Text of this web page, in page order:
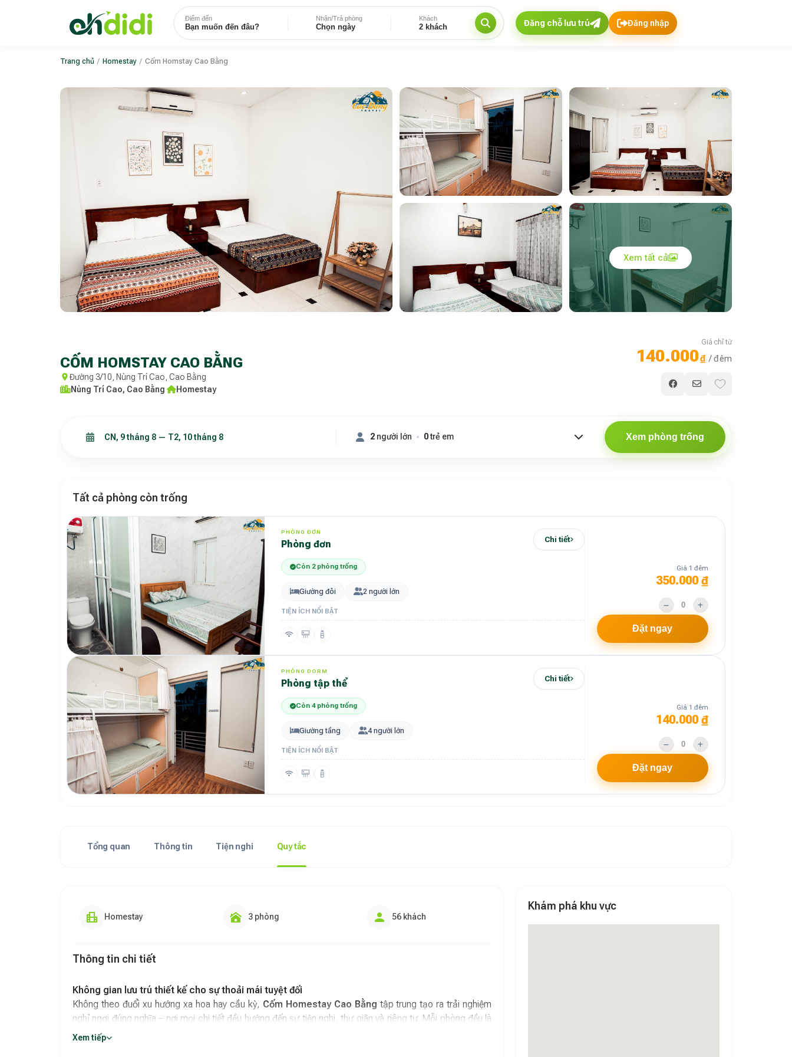
Điểm đến
Bạn muốn đến đâu?
Nhận/Trả phòng
Chọn ngày
Khách
2 khách Đăng chỗ lưu trú Đăng nhập
Trang chủ / Homestay / Cốm Homstay Cao Bằng
Xem tất cả
CỐM HOMSTAY CAO BẰNG
Đường 3/10, Nùng Trí Cao, Cao Bằng
Nùng Trí Cao, Cao Bằng· Homestay
Giá chỉ từ
140.000₫ / đêm
2 người lớn 0trẻ em Xem phòng trống
Tất cả phòng còn trống
PHÒNG ĐƠN
Phòng đơn Chi tiết
Còn 2 phòng trống
Giường đôi 2 người lớn
TIỆN ÍCH NỔI BẬT
Giá 1 đêm
350.000 ₫
Đặt ngay
PHÒNG DORM
Phòng tập thể Chi tiết
Còn 4 phòng trống
Giường tầng 4 người lớn
TIỆN ÍCH NỔI BẬT
Giá 1 đêm
140.000 ₫
Đặt ngay
Tổng quan Thông tin Tiện nghi Quy tắc
Homestay 3 phòng 56 khách
Thông tin chi tiết
Không gian lưu trú thiết kế cho sự thoải mái tuyệt đối
Không theo đuổi xu hướng xa hoa hay cầu kỳ, Cốm Homestay Cao Bằng tập trung tạo ra trải nghiệm
nghỉ ngơi đúng nghĩa – nơi mọi chi tiết đều hướng đến sự tiện nghi, thư giãn và riêng tư. Mỗi phòng đều là
phòng khép kín, trang bị đệm lò xo dày 20cm cho giấc ngủ sâu, máy điều hòa, nước nóng lạnh ổn định
Xem tiếp
Khám phá khu vực